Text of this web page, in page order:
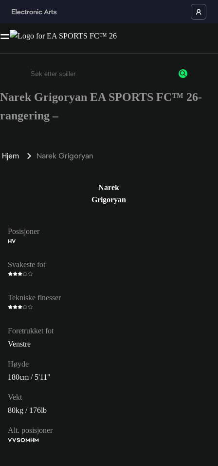
Enter a minimum of 3 characters or numbers
Narek Grigoryan EA SPORTS FC™ 26-
rangering –
Hjem Narek Grigoryan
Narek
Grigoryan
Posisjoner
HV
Svakeste fot
Tekniske finesser
Foretrukket fot
Venstre
Høyde
180cm / 5'11"
Vekt
80kg / 176lb
Alt. posisjoner
VVSOMHM